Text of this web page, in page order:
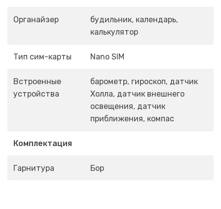
Органайзер
будильник, календарь,
калькулятор
Тип сим-карты Nano SIM
Встроенные
устройства
барометр, гироскоп, датчик
Холла, датчик внешнего
освещения, датчик
приближения, компас
Комплектация
Гарнитура Бор